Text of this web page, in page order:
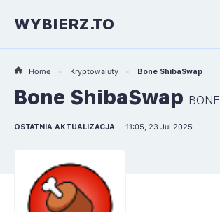
WYBIERZ.TO
Home Kryptowaluty Bone ShibaSwap
Bone ShibaSwap BONE
OSTATNIA AKTUALIZACJA 11:05, 23 Jul 2025